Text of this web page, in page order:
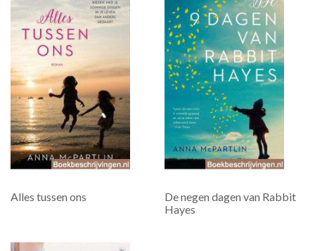
Alles tussen ons
De negen dagen van Rabbit
Hayes